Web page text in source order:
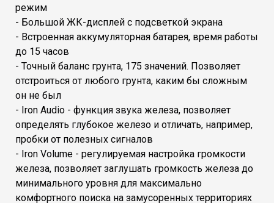
режим
- Большой ЖК-дисплей с подсветкой экрана
- Встроенная аккумуляторная батарея, время работы
до 15 часов
- Точный баланс грунта, 175 значений. Позволяет
отстроиться от любого грунта, каким бы сложным
он не был
- Iron Audio - функция звука железа, позволяет
определять глубокое железо и отличать, например,
пробки от полезных сигналов
- Iron Volume - регулируемая настройка громкости
железа, позволяет заглушать громкость железа до
минимального уровня для максимально
комфортного поиска на замусоренных территориях